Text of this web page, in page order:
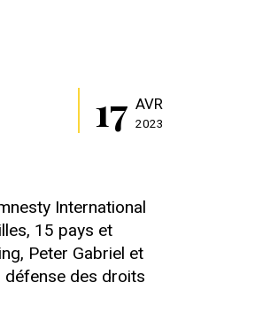
17 AVR
2023
International
15 pays et
Peter Gabriel et
défense des droits